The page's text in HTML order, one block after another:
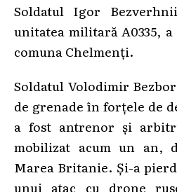
Soldatul Igor
unitatea militară A0335,
comuna Chelmenți.
Soldatul Volodimir
de grenade în forțele de
a fost antrenor și
mobilizat acum un an,
Marea Britanie. Și-a
unui atac cu drone